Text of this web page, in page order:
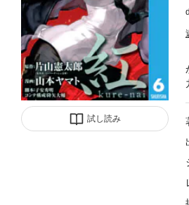
試し読み